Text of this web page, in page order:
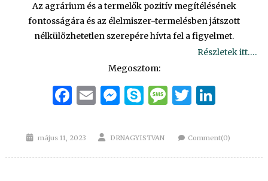
Az agrárium és a termelők pozitív megítélésének
fontosságára és az élelmiszer-termelésben játszott
nélkülözhetetlen szerepére hívta fel a figyelmet.
Részletek itt….
Megosztom:
Facebook
EmailMessenger
Skype
Message
Twitter
Posted
május 11, 2023 Author
DRNAGYISTVAN Comment(0)